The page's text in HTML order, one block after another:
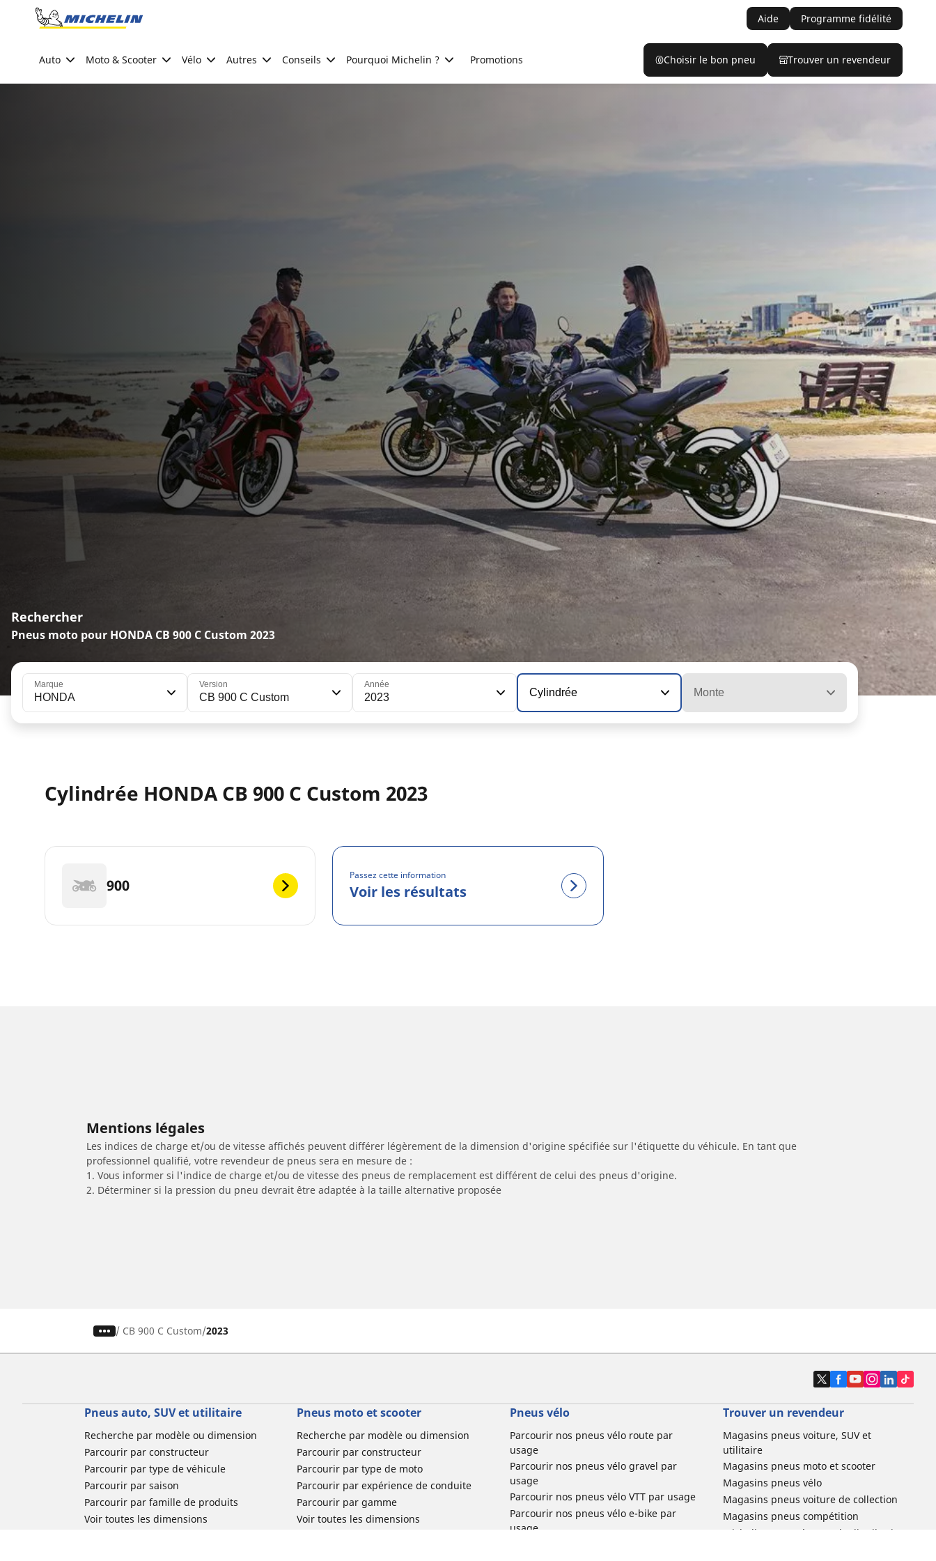
Go to page content
Aide Programme fidélité
Auto Moto & Scooter Vélo Autres Conseils Pourquoi Michelin ? Promotions Choisir le bon pneu Trouver un revendeur
Rechercher
Pneus moto pour HONDA CB 900 C Custom 2023
Marque
HONDA
Version
CB 900 C Custom
Année
2023 Cylindrée Monte
Cylindrée HONDA CB 900 C Custom 2023
900
Passez cette information
Voir les résultats
Mentions légales
Les indices de charge et/ou de vitesse affichés peuvent différer légèrement de la dimension d'origine spécifiée sur l'étiquette du véhicule. En tant que
professionnel qualifié, votre revendeur de pneus sera en mesure de :
1. Vous informer si l'indice de charge et/ou de vitesse des pneus de remplacement est différent de celui des pneus d'origine.
2. Déterminer si la pression du pneu devrait être adaptée à la taille alternative proposée
/ CB 900 C Custom 2023
Pneus auto, SUV et utilitaire
Recherche par modèle ou dimension
Parcourir par constructeur
Parcourir par type de véhicule
Parcourir par saison
Parcourir par famille de produits
Voir toutes les dimensions
Pneus moto et scooter
Recherche par modèle ou dimension
Parcourir par constructeur
Parcourir par type de moto
Parcourir par expérience de conduite
Parcourir par gamme
Voir toutes les dimensions
Pneus vélo
Parcourir nos pneus vélo route par
usage
Parcourir nos pneus vélo gravel par
usage
Parcourir nos pneus vélo VTT par usage
Parcourir nos pneus vélo e-bike par
usage
Trouver un revendeur
Magasins pneus voiture, SUV et
utilitaire
Magasins pneus moto et scooter
Magasins pneus vélo
Magasins pneus voiture de collection
Magasins pneus compétition
Michelin et ses réseaux de distribution